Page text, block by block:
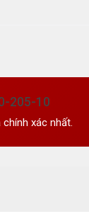
205-10
xác nhất.